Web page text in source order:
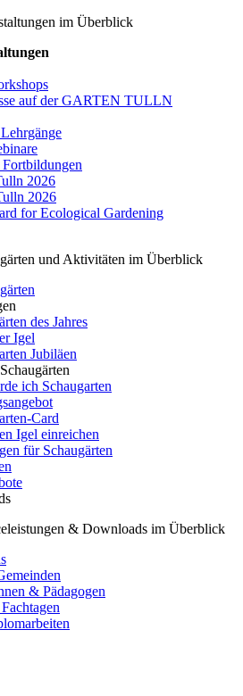
im Überblick
auf der GARTEN TULLN
Fortbildungen
2026
2026
for Ecological Gardening
und Aktivitäten im Überblick
des Jahres
Igel
Jubiläen
ich Schaugarten
Card
Igel einreichen
für Schaugärten
& Downloads im Überblick
& Pädagogen